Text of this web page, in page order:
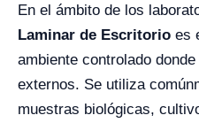
En el ámbito de los
Laminar de Escritorio es
ambiente controlado
externos. Se utiliza
muestras biológicas,